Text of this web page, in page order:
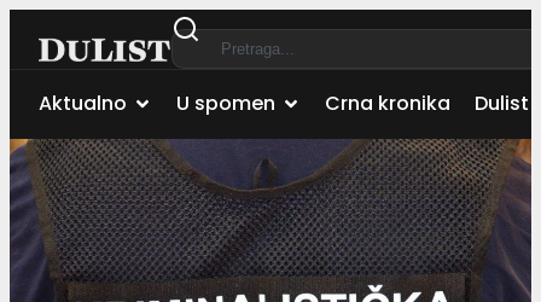
Aktualno U spomen Crna kronika Dulist